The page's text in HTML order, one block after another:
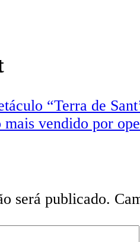
“Terra de
vendido por
será publicado.